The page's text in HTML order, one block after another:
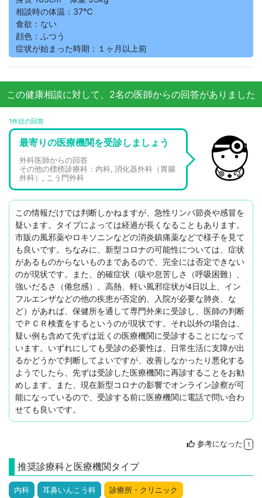
相談時の体温：37℃
食欲：ない
顔色：ふつう
症状が始まった時期：１ヶ月以上前
この健康相談に対して、2名の医師からの回答がありました
1件目の回答
最寄りの医療機関を受診しましょう
外科医師からの回答
その他の標榜診療科：内科, 消化器外科（胃腸
外科）, こう門外科
この情報だけでは判断しかねますが、急性リンパ節炎や感冒を
疑います。タイプによっては経過が長くなることもあります。
市販の風邪薬やロキソニンなどの消炎鎮痛薬などで様子を見て
も良いです。ちなみに、新型コロナの可能性については、症状
があるものからないものまであるので、完全には否定できない
のが現状です。また、的確症状（咳や息苦しさ（呼吸困難）、
強いだるさ（倦怠感）、高熱、軽い風邪症状が4日以上、イン
フルエンザなどの他の疾患が否定的、入院が必要な肺炎、な
ど）があれば、保健所を通して専門外来に受診し、医師の判断
でＰＣＲ検査をするというのが現状です。それ以外の場合は、
疑い例も含めて先ずは近くの医療機関に受診することになって
います。いずれにしても受診の必要性は、日常生活に支障が出
るかどうかで判断してよいですが、改善しなかったり悪化する
ようでしたら、先ずは受診した医療機関に再診することをお勧
めします。また、現在新型コロナの影響でオンライン診察が可
能になっているので、受診する前に医療機関に電話で問い合わ
せても良いです。
thumb_up 参考になった 1
推奨診療科と医療機関タイプ
内科 耳鼻いんこう科 診療所・クリニック